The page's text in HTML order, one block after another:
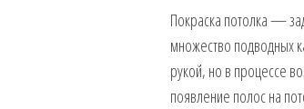
Покраска потолка —
множество подводных
рукой, но в процессе
появление полос на